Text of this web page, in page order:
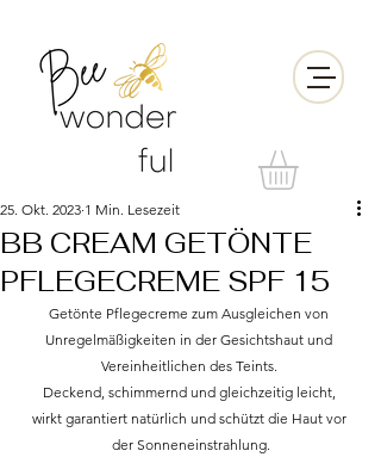
BB CREAM GETÖNTE
PFLEGECREME SPF 15
25. Okt. 2023 1 Min. Lesezeit
Getönte Pflegecreme zum Ausgleichen von
Unregelmäßigkeiten in der Gesichtshaut und
Vereinheitlichen des Teints.
Deckend, schimmernd und gleichzeitig leicht,
wirkt garantiert natürlich und schützt die Haut vor
der Sonneneinstrahlung.